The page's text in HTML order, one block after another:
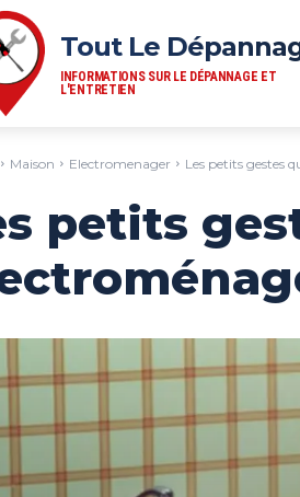
Tout Le
INFORMATIONS SUR LE DÉPANNAGE ET
L'ENTRETIEN
Maison Electromenager Les petits gestes
petits